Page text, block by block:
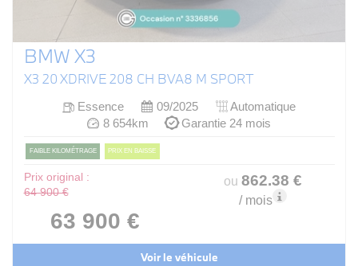
BMW X3
X3 20 XDRIVE 208 CH BVA8 M SPORT
Essence 09/2025
Automatique
8 654km
Garantie 24 mois
FAIBLE KILOMÉTRAGE PRIX EN BAISSE
Prix original :
64 900 €
63 900 €
ou 862.38 €
/ mois
Voir le véhicule